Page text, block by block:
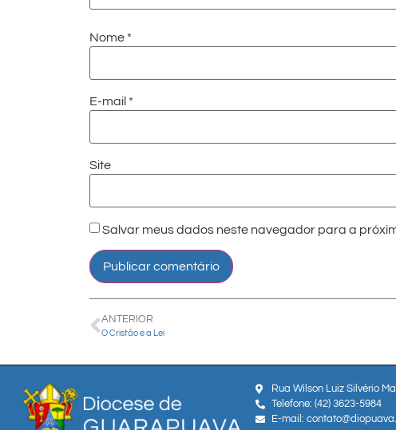
Nome *
E-mail *
Site
Salvar meus dados neste navegador para a
ANTERIOR
O Cristão e a Lei
Rua Wilson Luiz Silvério
Telefone: (42) 3623-5984
E-mail: